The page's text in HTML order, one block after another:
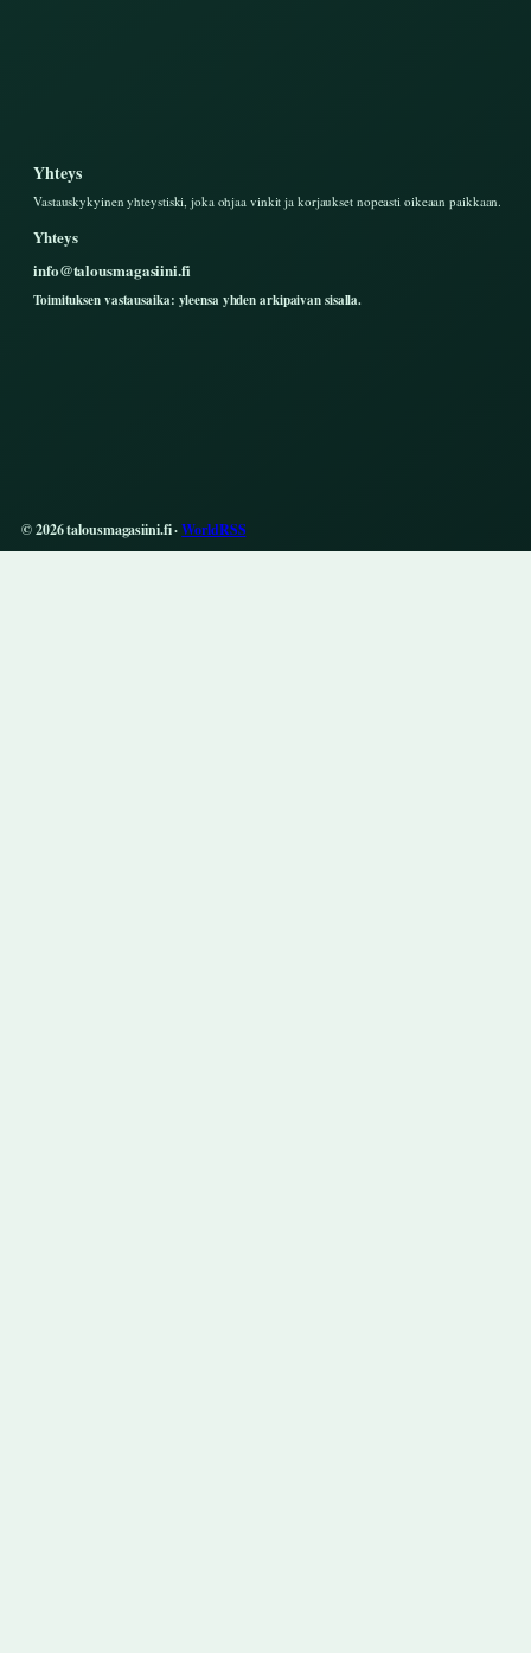
Yhteys
Vastauskykyinen yhteystiski, joka ohjaa vinkit ja korjaukset nopeasti oikeaan paikkaan.
Yhteys
info@talousmagasiini.fi
Toimituksen vastausaika: yleensa yhden arkipaivan sisalla.
© 2026 talousmagasiini.fi ·WorldRSS